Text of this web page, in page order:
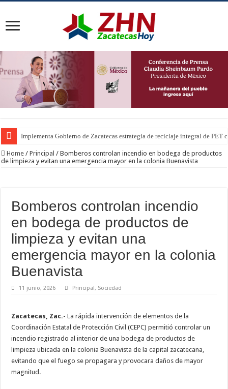
Implementa Gobierno de Zacatecas estrategia de reciclaje integral de PET
Home / Principal / Bomberos controlan incendio en bodega de productos
de limpieza y evitan una emergencia mayor en la colonia Buenavista
Bomberos controlan incendio
en bodega de productos de
limpieza y evitan una
emergencia mayor en la colonia
Buenavista
11 junio, 2026 Principal, Sociedad
Zacatecas, Zac.- La rápida intervención de elementos de la
Coordinación Estatal de Protección Civil (CEPC) permitió controlar un
incendio registrado al interior de una bodega de productos de
limpieza ubicada en la colonia Buenavista de la capital zacatecana,
evitando que el fuego se propagara y provocara daños de mayor
magnitud.